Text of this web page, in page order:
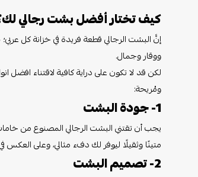
كيف تختار أفضل بشت رجالي
إنَّ البشت الرجالي قطعة فريدة في خزانة كل
ووقار وجمال.
لكن قد لا تكون على دراية كافية لاقتناء افضل
ومُريحة:
1- جودة البشت
يجب أن تقتني البشت الرجالي المصنوع من
متينًا وثقيلًا ليوفر لك دفء مثالي، وعلى
2- تصميم البشت